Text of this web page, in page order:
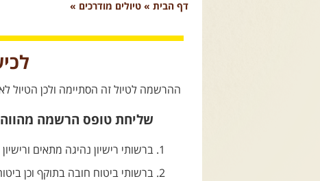
דף הבית » טיולים מודרכים »
ההרשמה לטיול זה הסתיימה ולכן הטיול
שליחת טופס הרשמה
ברשותי רישיון נהיגה מתאים
ברשותי ביטוח חובה בתוקף וכן